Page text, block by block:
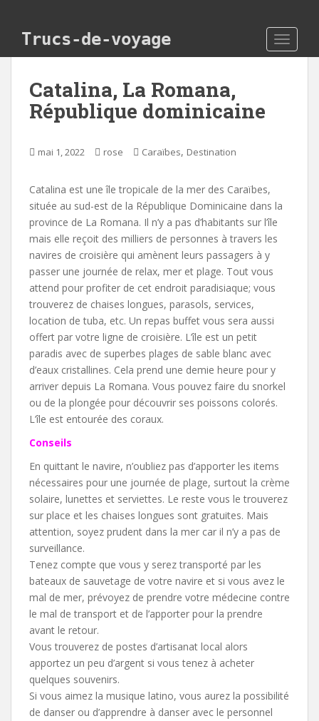
Trucs-de-voyage
Catalina, La Romana,
République dominicaine
mai 1, 2022 rose Caraïbes, Destination
Catalina est une île tropicale de la mer des Caraïbes,
située au sud-est de la République Dominicaine dans la
province de La Romana. Il n’y a pas d’habitants sur l’île
mais elle reçoit des milliers de personnes à travers les
navires de croisière qui amènent leurs passagers à y
passer une journée de relax, mer et plage. Tout vous
attend pour profiter de cet endroit paradisiaque; vous
trouverez de chaises longues, parasols, services,
location de tuba, etc. Un repas buffet vous sera aussi
offert par votre ligne de croisière. L’île est un petit
paradis avec de superbes plages de sable blanc avec
d’eaux cristallines. Cela prend une demie heure pour y
arriver depuis La Romana. Vous pouvez faire du snorkel
ou de la plongée pour découvrir ses poissons colorés.
L’île est entourée des coraux.
Conseils
En quittant le navire, n’oubliez pas d’apporter les items
nécessaires pour une journée de plage, surtout la crème
solaire, lunettes et serviettes. Le reste vous le trouverez
sur place et les chaises longues sont gratuites. Mais
attention, soyez prudent dans la mer car il n’y a pas de
surveillance.
Tenez compte que vous y serez transporté par les
bateaux de sauvetage de votre navire et si vous avez le
mal de mer, prévoyez de prendre votre médecine contre
le mal de transport et de l’apporter pour la prendre
avant le retour.
Vous trouverez de postes d’artisanat local alors
apportez un peu d’argent si vous tenez à acheter
quelques souvenirs.
Si vous aimez la musique latino, vous aurez la possibilité
de danser ou d’apprendre à danser avec le personnel